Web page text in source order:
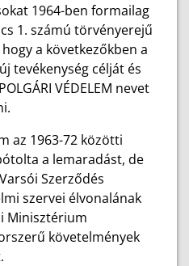
1964-ben formailag
1. számú törvényerejű
a következőkben a
tevékenység célját és
VÉDELEM nevet
az 1963-72 közötti
a lemaradást, de
Szerződés
szervei élvonalának
Minisztérium
követelmények